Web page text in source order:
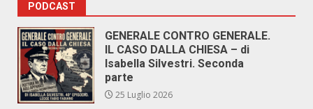
PODCAST
GENERALE CONTRO GENERALE.
IL CASO DALLA CHIESA – di
Isabella Silvestri. Seconda
parte
25 Luglio 2026